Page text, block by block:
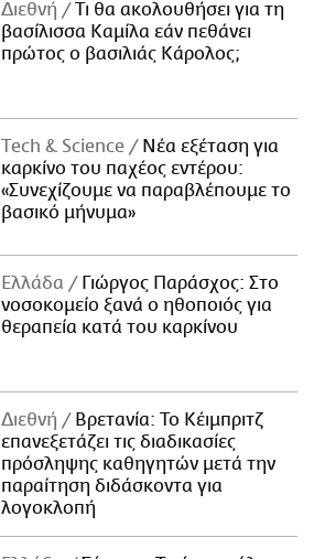
Διεθνή
Τι θα ακολουθήσει για τη
βασίλισσα Καμίλα εάν πεθάνει
πρώτος ο βασιλιάς Κάρολος;
Τech & Science
Νέα εξέταση για
καρκίνο του παχέος εντέρου:
«Συνεχίζουμε να παραβλέπουμε το
βασικό μήνυμα»
Ελλάδα
Γιώργος Παράσχος: Στο
νοσοκομείο ξανά ο ηθοποιός για
θεραπεία κατά του καρκίνου
Διεθνή
Βρετανία: Το Κέιμπριτζ
επανεξετάζει τις διαδικασίες
πρόσληψης καθηγητών μετά την
παραίτηση διδάσκοντα για
λογοκλοπή